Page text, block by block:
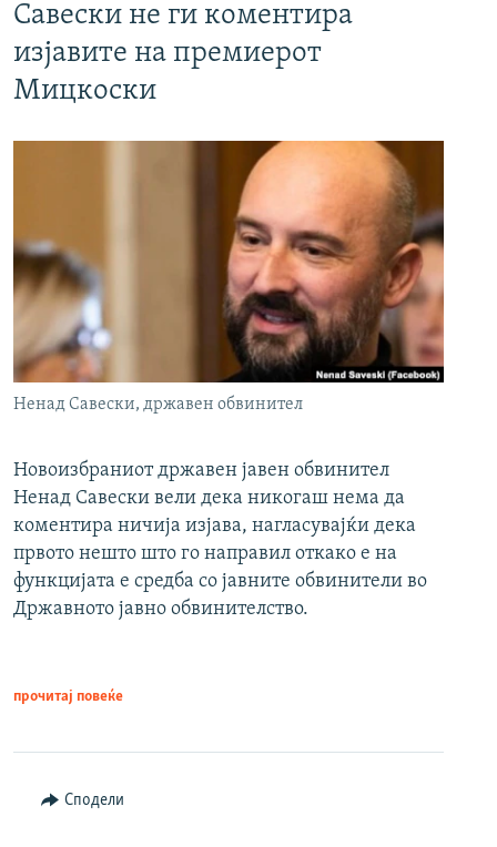
Савески не ги коментира
изјавите на премиерот
Мицкоски
Ненад Савески, државен обвинител
Новоизбраниот државен јавен обвинител
Ненад Савески вели дека никогаш нема да
коментира ничија изјава, нагласувајќи дека
првото нешто што го направил откако е на
функцијата е средба со јавните обвинители во
Државното јавно обвинителство.
прочитај повеќе
Сподели